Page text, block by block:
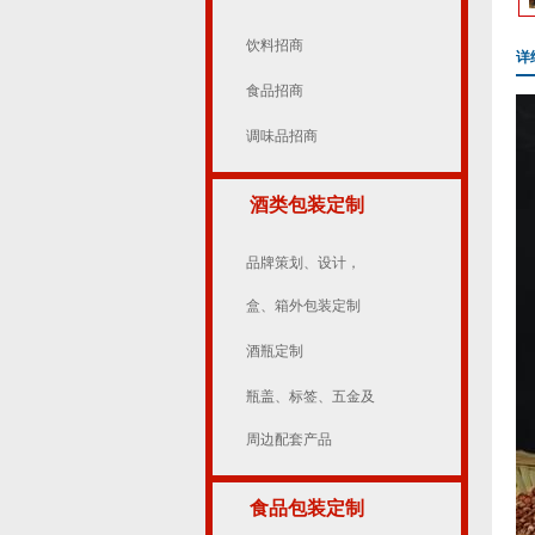
饮料招商
食品招商
调味品招商
酒类包装定制
品牌策划、设计，
盒、箱外包装定制
酒瓶定制
瓶盖、标签、五金及
周边配套产品
食品包装定制
详